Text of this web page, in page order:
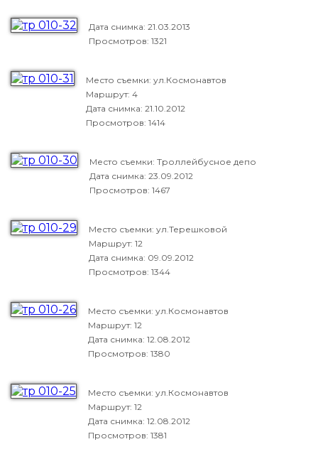
Дата снимка: 21.03.2013
Просмотров: 1321
Место съемки: ул.Космонавтов
Маршрут: 4
Дата снимка: 21.10.2012
Просмотров: 1414
Место съемки: Троллейбусное депо
Дата снимка: 23.09.2012
Просмотров: 1467
Место съемки: ул.Терешковой
Маршрут: 12
Дата снимка: 09.09.2012
Просмотров: 1344
Место съемки: ул.Космонавтов
Маршрут: 12
Дата снимка: 12.08.2012
Просмотров: 1380
Место съемки: ул.Космонавтов
Маршрут: 12
Дата снимка: 12.08.2012
Просмотров: 1381